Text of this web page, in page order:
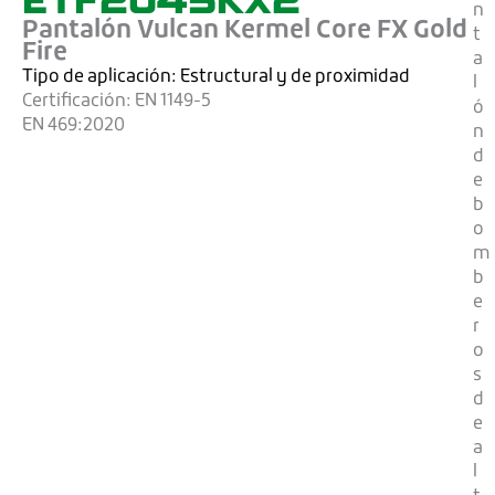
Pantalón Vulcan Kermel Core FX Gold
Fire
Tipo de aplicación: Estructural y de proximidad
Certificación: EN 1149-5
EN 469:2020
n
t
a
l
ó
n
d
e
b
o
m
b
e
r
o
s
d
e
a
l